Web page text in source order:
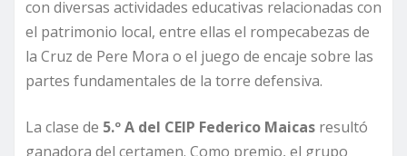
con diversas actividades educativas relacionadas con
el patrimonio local, entre ellas el rompecabezas de
la Cruz de Pere Mora o el juego de encaje sobre las
partes fundamentales de la torre defensiva.
La clase de 5.º A del CEIP Federico Maicas resultó
ganadora del certamen. Como premio, el grupo